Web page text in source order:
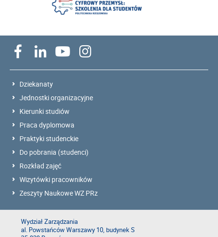
Dziekanaty
Jednostki organizacyjne
Kierunki studiów
Praca dyplomowa
Praktyki studenckie
Do pobrania (studenci)
Rozkład zajęć
Wizytówki pracowników
Zeszyty Naukowe WZ PRz
Wydział Zarządzania
al. Powstańców Warszawy 10, budynek S